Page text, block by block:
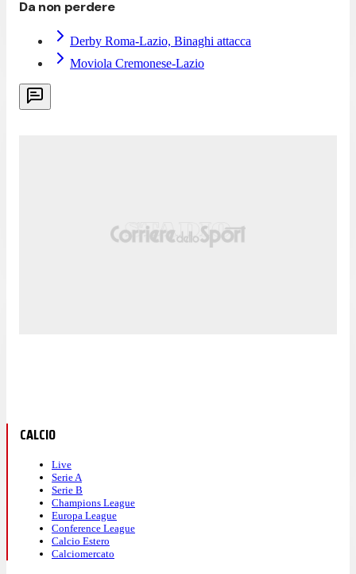
Da non perdere
Derby Roma-Lazio, Binaghi attacca
Moviola Cremonese-Lazio
CALCIO
Live
Serie A
Serie B
Champions League
Europa League
Conference League
Calcio Estero
Calciomercato